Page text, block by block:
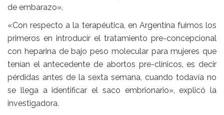
de embarazo».
«Con respecto a la terapéutica, en Argentina fuimos los
primeros en introducir el tratamiento pre-concepcional
con heparina de bajo peso molecular para mujeres que
tenían el antecedente de abortos pre-clínicos, es decir
pérdidas antes de la sexta semana, cuando todavía no
se llega a identificar el saco embrionario», explicó la
investigadora.